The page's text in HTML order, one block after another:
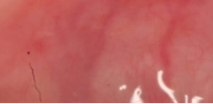
thấy ê buốt nghiêm trọng,
có dấu hiệu viêm, hãy đến gặp
giảm đau, chống viêm phù hợp.